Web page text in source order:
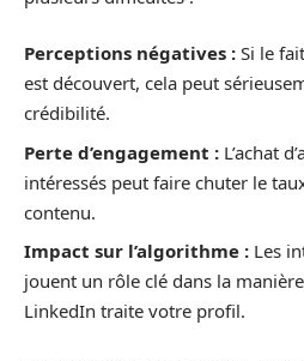
Perceptions négatives : Si le
est découvert, cela peut
crédibilité.
Perte d’engagement : L’achat
intéressés peut faire chuter le
contenu.
Impact sur l’algorithme : Les
jouent un rôle clé dans la
LinkedIn traite votre profil.